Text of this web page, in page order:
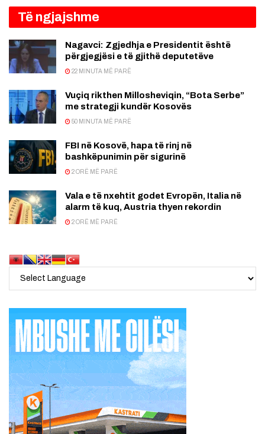
Të ngjajshme
Nagavci: Zgjedhja e Presidentit është
përgjegjësi e të gjithë deputetëve
22 MINUTA MË PARË
Vuçiq rikthen Millosheviqin, “Bota Serbe”
me strategji kundër Kosovës
50 MINUTA MË PARË
FBI në Kosovë, hapa të rinj në
bashkëpunimin për sigurinë
2 ORË MË PARË
Vala e të nxehtit godet Evropën, Italia në
alarm të kuq, Austria thyen rekordin
2 ORË MË PARË